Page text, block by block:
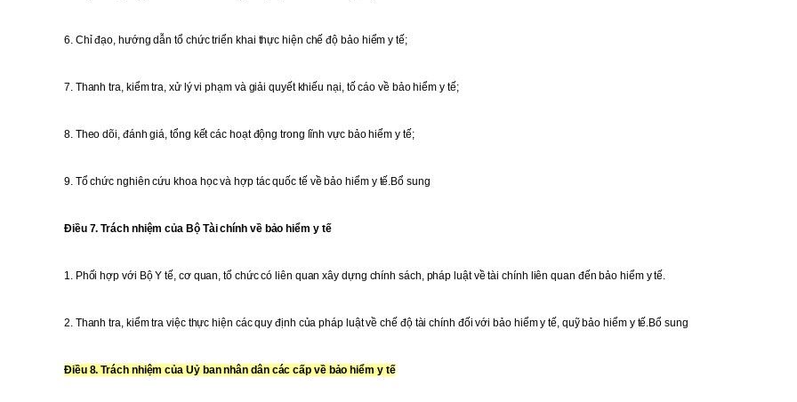
6. Chỉ đạo, hướng dẫn tổ chức triển khai thực hiện chế độ bảo hiểm y tế;
7. Thanh tra, kiểm tra, xử lý vi phạm và giải quyết khiếu nại, tố cáo về bảo hiểm y tế;
8. Theo dõi, đánh giá, tổng kết các hoạt động trong lĩnh vực bảo hiểm y tế;
9. Tổ chức nghiên cứu khoa học và hợp tác quốc tế về bảo hiểm y tế.Bổ sung
Điều 7. Trách nhiệm của Bộ Tài chính về bảo hiểm y tế
1. Phối hợp với Bộ Y tế, cơ quan, tổ chức có liên quan xây dựng chính sách, pháp luật về tài chính liên quan đến bảo hiểm y tế.
2. Thanh tra, kiểm tra việc thực hiện các quy định của pháp luật về chế độ tài chính đối với bảo hiểm y tế, quỹ bảo hiểm y tế.Bổ sung
Điều 8. Trách nhiệm của Uỷ ban nhân dân các cấp về bảo hiểm y tế